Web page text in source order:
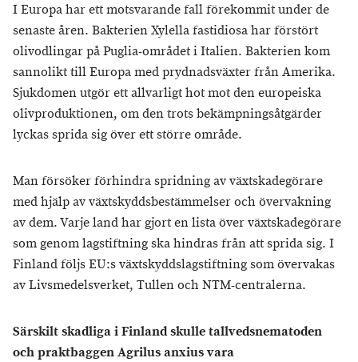
I Europa har ett motsvarande fall förekommit under de
senaste åren. Bakterien Xylella fastidiosa har förstört
olivodlingar på Puglia-området i Italien. Bakterien kom
sannolikt till Europa med prydnadsväxter från Amerika.
Sjukdomen utgör ett allvarligt hot mot den europeiska
olivproduktionen, om den trots bekämpningsåtgärder
lyckas sprida sig över ett större område.
Man försöker förhindra spridning av växtskadegörare
med hjälp av växtskyddsbestämmelser och övervakning
av dem. Varje land har gjort en lista över växtskadegörare
som genom lagstiftning ska hindras från att sprida sig. I
Finland följs EU:s växtskyddslagstiftning som övervakas
av Livsmedelsverket, Tullen och NTM-centralerna.
Särskilt skadliga i Finland skulle tallvedsnematoden
och praktbaggen Agrilus anxius vara